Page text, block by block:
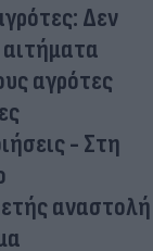
Δεν
αγρότες
- Στη
αναστολή